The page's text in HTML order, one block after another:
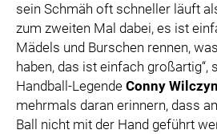
sein Schmäh oft schneller läuft
zum zweiten Mal dabei, es ist
Mädels und Burschen rennen,
haben, das ist einfach großartig“,
Handball-Legende Conny
mehrmals daran erinnern, dass
Ball nicht mit der Hand geführt